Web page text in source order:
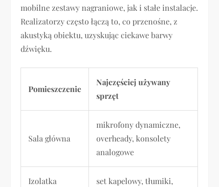
mobilne zestawy nagraniowe, jak i stałe instalacje.
Realizatorzy często łączą to, co przenośne, z
akustyką obiektu, uzyskując ciekawe barwy
dźwięku.
Pomieszczenie
Najczęściej używany
sprzęt
Sala główna
mikrofony dynamiczne,
overheady, konsolety
analogowe
Izolatka
set kapelowy, tłumiki,